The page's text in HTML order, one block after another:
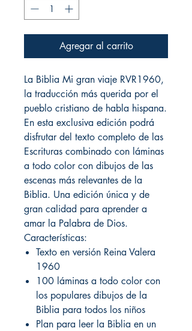
Agregar al carrito
La Biblia Mi gran viaje RVR1960,
la traducción más querida por el
pueblo cristiano de habla hispana.
En esta exclusiva edición podrá
disfrutar del texto completo de las
Escrituras combinado con láminas
a todo color con dibujos de las
escenas más relevantes de la
Biblia. Una edición única y de
gran calidad para aprender a
amar la Palabra de Dios.
Características:
Texto en versión Reina Valera
1960
100 láminas a todo color con
los populares dibujos de la
Biblia para todos los niños
Plan para leer la Biblia en un